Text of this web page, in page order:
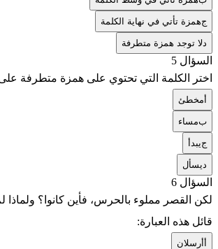
جهمزة تأتي في نهاية الكلمة
لا توجد همزة متطرفة
السؤال 5
اختر الكلمة التي تحتوي على همزة متطرفة
مخطئ
بمساء
جيبدأ
يسأل
السؤال 6
لكن القصر مملوء بالحرس، فأين كانوا؟ ولماذا
قائل هذه العبارة:
أرسلان